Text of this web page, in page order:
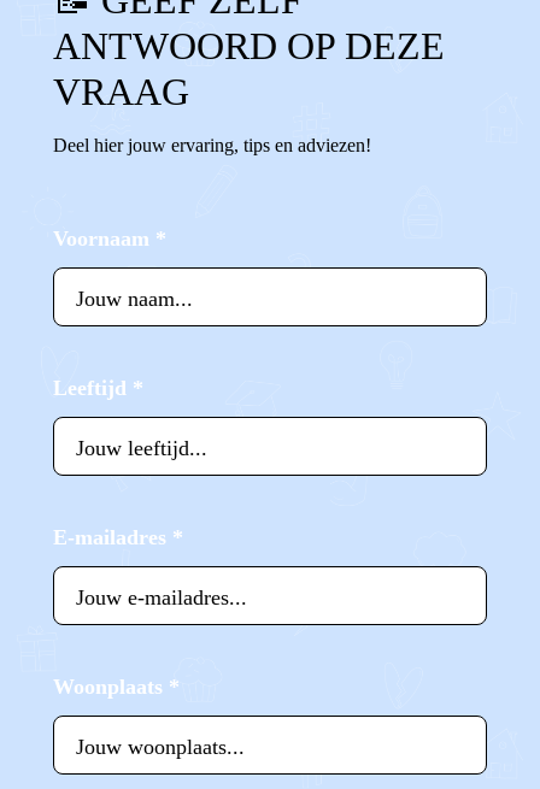
ANTWOORD OP DEZE
VRAAG
Deel hier jouw ervaring, tips en adviezen!
Voornaam *
Leeftijd *
E-mailadres *
Woonplaats *